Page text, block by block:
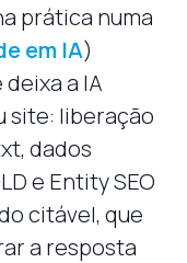
prática numa
em IA)
a IA
site: liberação
dados
e Entity SEO
citável, que
a resposta